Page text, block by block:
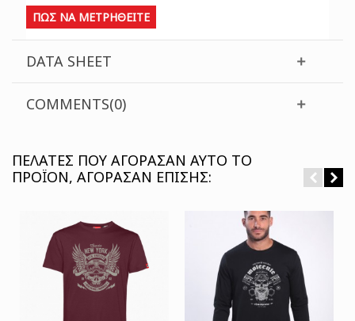
ΠΩΣ ΝΑ ΜΕΤΡΗΘΕΙΤΕ
DATA SHEET
COMMENTS(0)
ΠΕΛΆΤΕΣ ΠΟΥ ΑΓΌΡΑΣΑΝ ΑΥΤΌ ΤΟ
ΠΡΟΪΌΝ, ΑΓΌΡΑΣΑΝ ΕΠΊΣΗΣ: